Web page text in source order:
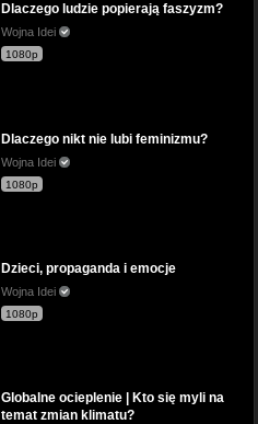
Dlaczego ludzie popierają faszyzm?
Wojna Idei
1080p
Dlaczego nikt nie lubi feminizmu?
Wojna Idei
1080p
Dzieci, propaganda i emocje
Wojna Idei
1080p
Globalne ocieplenie | Kto się myli na
temat zmian klimatu?